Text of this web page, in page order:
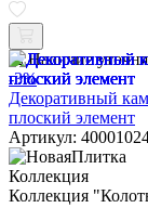
Наличие
-3%
Декоративный
плоский элемент
Артикул:
Коллекция
Коллекция